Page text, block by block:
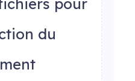
pour
du